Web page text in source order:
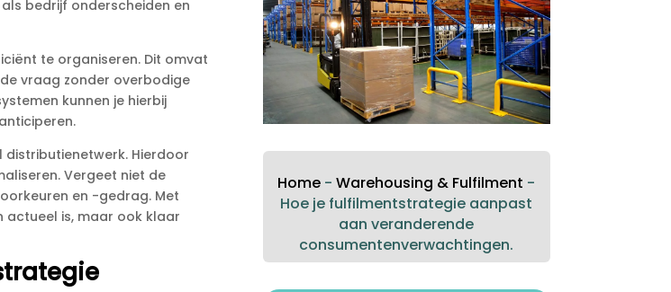
bedrijf onderscheiden en
te organiseren.​ Dit omvat
vraag zonder overbodige
kunnen je hierbij
Hierdoor
Vergeet niet de
en -gedrag.​ Met
is, maar ook klaar
Home -Warehousing & Fulfilment -
Hoe je fulfilmentstrategie aanpast
aan veranderende
consumentenverwachtingen.​